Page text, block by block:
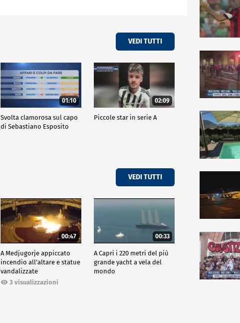
VEDI TUTTI
01:10
Svolta clamorosa sul capo
di Sebastiano Esposito
02:09
Piccole star in serie A
VEDI TUTTI
00:47
A Medjugorje appiccato
incendio all'altare e statue
vandalizzate
3 visualizzazioni
00:33
A Capri i 220 metri del più
grande yacht a vela del
mondo